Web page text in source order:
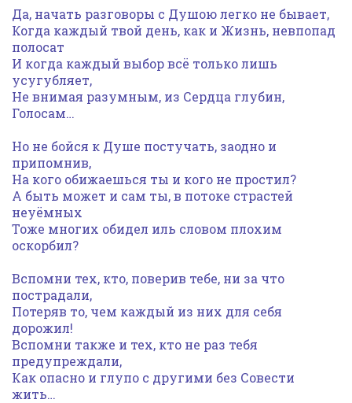
Да, начать разговоры с Душою легко не бывает,
Когда каждый твой день, как и Жизнь, невпопад
полосат
И когда каждый выбор всё только лишь
усугубляет,
Не внимая разумным, из Сердца глубин,
Голосам…
Но не бойся к Душе постучать, заодно и
припомнив,
На кого обижаешься ты и кого не простил?
А быть может и сам ты, в потоке страстей
неуёмных
Тоже многих обидел иль словом плохим
оскорбил?
Вспомни тех, кто, поверив тебе, ни за что
пострадали,
Потеряв то, чем каждый из них для себя
дорожил!
Вспомни также и тех, кто не раз тебя
предупреждали,
Как опасно и глупо с другими без Совести
жить…